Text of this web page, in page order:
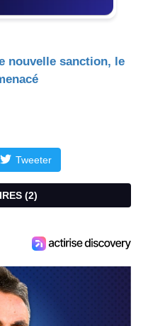
nouvelle sanction, le
Tweeter
COMMENTAIRES (2)